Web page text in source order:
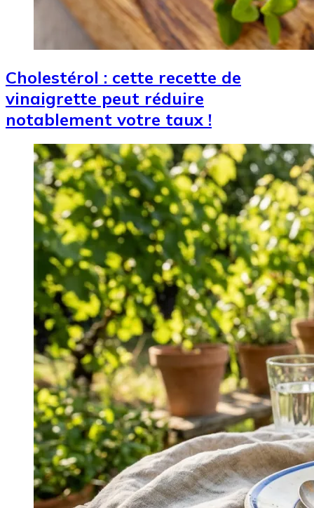
Cholestérol : cette recette de
vinaigrette peut réduire
notablement votre taux !
Image